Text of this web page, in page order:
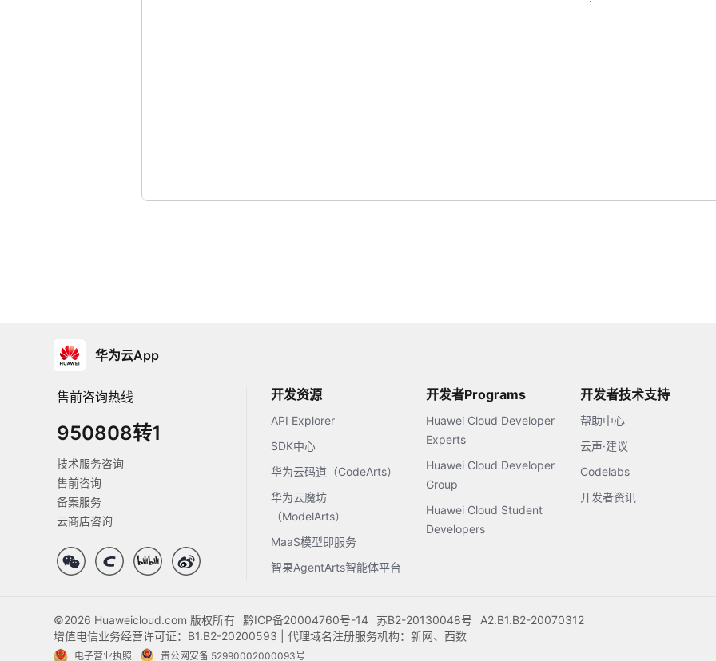
华为云App
售前咨询热线
950808转1
技术服务咨询
售前咨询
备案服务
云商店咨询
开发资源
API Explorer
SDK中心
华为云码道（CodeArts）
华为云魔坊
（ModelArts）
MaaS模型即服务
智果AgentArts智能体平台
开发者Programs
Huawei Cloud Developer
Experts
Huawei Cloud Developer
Group
Huawei Cloud Student
Developers
开发者技术支持
帮助中心
云声·建议
Codelabs
开发者资讯
©2026 Huaweicloud.com 版权所有 黔ICP备20004760号-14 苏B2-20130048号
A2.B1.B2-20070312
增值电信业务经营许可证：B1.B2-20200593 | 代理域名注册服务机构：新网、西数
电子营业执照 贵公网安备 52990002000093号